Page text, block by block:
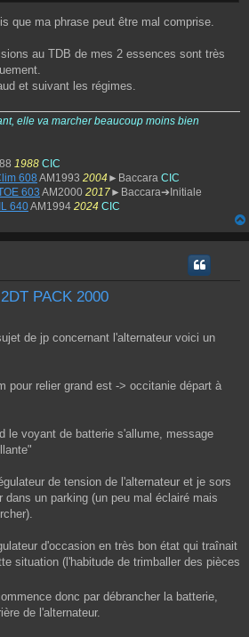
que ma phrase peut être mal comprise.
au TDB de mes 2 essences sont très
et suivant les régimes.
elle va marcher beaucoup moins bien
1988 CIC
608 AM1993 2004 ►Baccara CIC
603 AM2000 2017►Baccara➔Initiale
640AM1994 2024 CIC
PACK 2000
de jp concernant l'alternateur voici un
pour relier grand est -> occitanie départ à
le voyant de batterie s'allume, message
de tension de l'alternateur et je sors
dans un parking (un peu mal éclairé mais
d'occasion en très bon état qui traînait
situation (l'habitude de trimballer des pièces
donc par débrancher la batterie,
de l'alternateur.